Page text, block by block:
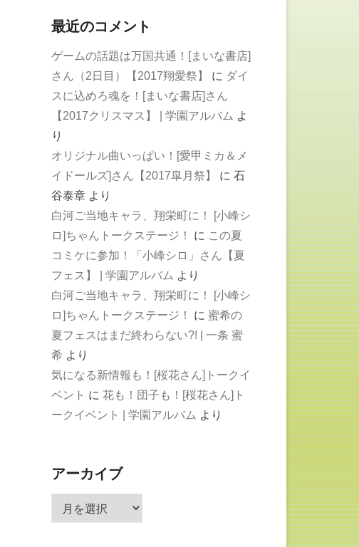
最近のコメント
ゲームの話題は万国共通！[まいな書店]
さん（2日目）【2017翔愛祭】
に ダイ
スに込めろ魂を！[まいな書店]さん
【2017クリスマス】 | 学園アルバム よ
り
オリジナル曲いっぱい！[愛甲ミカ＆メ
イドールズ]さん【2017皐月祭】
に 石
谷泰章 より
白河ご当地キャラ、翔栄町に！ [小峰シ
ロ]ちゃんトークステージ！
に この夏
コミケに参加！「小峰シロ」さん【夏
フェス】 | 学園アルバム より
白河ご当地キャラ、翔栄町に！ [小峰シ
ロ]ちゃんトークステージ！
に 蜜希の
夏フェスはまだ終わらない?! | 一条 蜜
希 より
気になる新情報も！[桜花さん]トークイ
ベント に 花も！団子も！[桜花さん]ト
ークイベント | 学園アルバム より
アーカイブ
ー